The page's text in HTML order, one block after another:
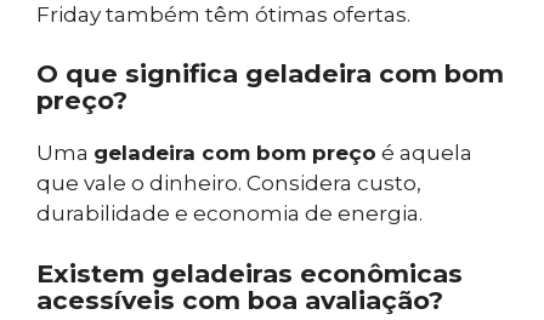
Friday também têm ótimas ofertas.
O que significa geladeira com bom
preço?
Uma geladeira com bom preço é aquela
que vale o dinheiro. Considera custo,
durabilidade e economia de energia.
Existem geladeiras econômicas
acessíveis com boa avaliação?